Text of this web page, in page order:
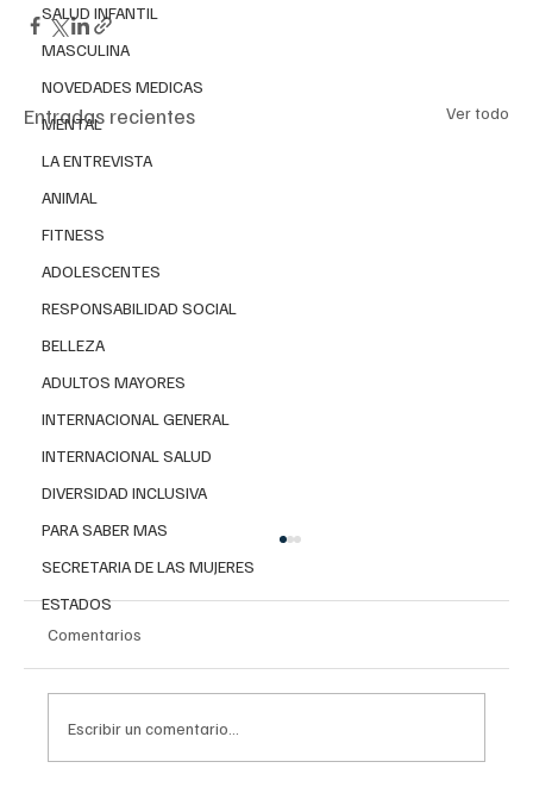
SALUD INFANTIL
MASCULINA
NOVEDADES MEDICAS
MENTAL
LA ENTREVISTA
ANIMAL
FITNESS
ADOLESCENTES
RESPONSABILIDAD SOCIAL
BELLEZA
ADULTOS MAYORES
INTERNACIONAL GENERAL
INTERNACIONAL SALUD
DIVERSIDAD INCLUSIVA
PARA SABER MAS
SECRETARIA DE LAS MUJERES
ESTADOS
Entradas recientes Ver todo
Comentarios
Escribir un comentario...